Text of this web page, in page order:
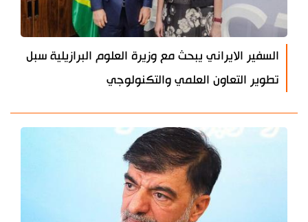
السفير الايراني يبحث مع وزيرة العلوم البرازيلية سبل
تطوير التعاون العلمي والتكنولوجي